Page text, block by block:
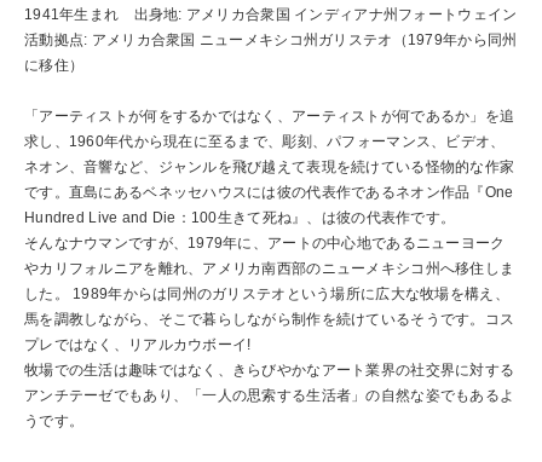
1941年生まれ 出身地: アメリカ合衆国 インディアナ州フォートウェイン
活動拠点: アメリカ合衆国 ニューメキシコ州ガリステオ（1979年から同州
に移住）
「アーティストが何をするかではなく、アーティストが何であるか」を追
求し、1960年代から現在に至るまで、彫刻、パフォーマンス、ビデオ、
ネオン、音響など、ジャンルを飛び越えて表現を続けている怪物的な作家
です。直島にあるベネッセハウスには彼の代表作であるネオン作品『One
Hundred Live and Die：100生きて死ね』、は彼の代表作です。
そんなナウマンですが、1979年に、アートの中心地であるニューヨーク
やカリフォルニアを離れ、アメリカ南西部のニューメキシコ州へ移住しま
した。 1989年からは同州のガリステオという場所に広大な牧場を構え、
馬を調教しながら、そこで暮らしながら制作を続けているそうです。コス
プレではなく、リアルカウボーイ!
牧場での生活は趣味ではなく、きらびやかなアート業界の社交界に対する
アンチテーゼでもあり、「一人の思索する生活者」の自然な姿でもあるよ
うです。